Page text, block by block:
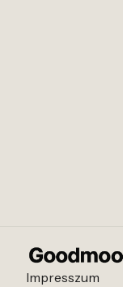
Impresszum